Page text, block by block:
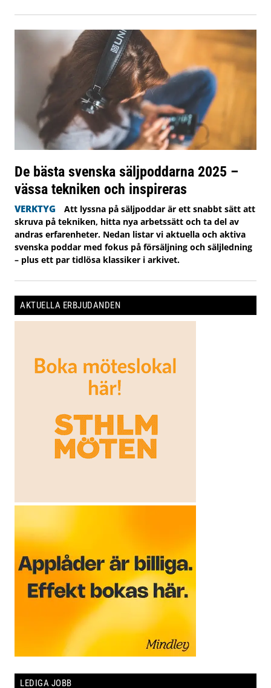
De bästa svenska säljpoddarna 2025 –
vässa tekniken och inspireras
VERKTYG
Att lyssna på säljpoddar är ett snabbt sätt att
skruva på tekniken, hitta nya arbetssätt och ta del av
andras erfarenheter. Nedan listar vi aktuella och aktiva
svenska poddar med fokus på försäljning och säljledning
– plus ett par tidlösa klassiker i arkivet.
AKTUELLA ERBJUDANDEN
LEDIGA JOBB